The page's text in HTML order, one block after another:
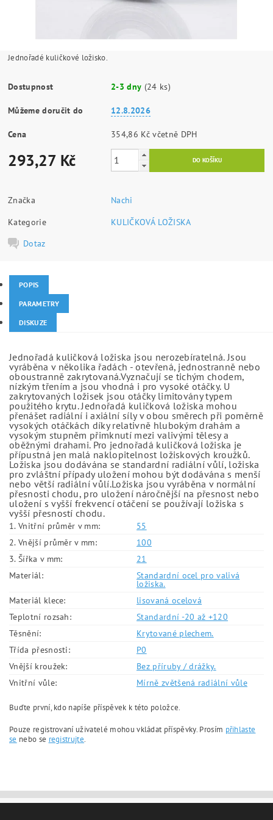
Jednořadé kuličkové ložisko.
Dostupnost 2-3 dny (24 ks)
Můžeme doručit do 12.8.2026
Cena 354,86 Kč včetně DPH
293,27 Kč
Značka
Nachi
Kategorie
KULIČKOVÁ LOŽISKA
Dotaz
POPIS
PARAMETRY
DISKUZE
Jednořadá kuličková ložiska jsou nerozebíratelná. Jsou
vyráběna v několika řadách - otevřená, jednostranně nebo
oboustranně zakrytovaná.Vyznačují se tichým chodem,
nízkým třením a jsou vhodná i pro vysoké otáčky. U
zakrytovaných ložisek jsou otáčky limitovány typem
použitého krytu. Jednořadá kuličková ložiska mohou
přenášet radiální i axiální síly v obou směrech při poměrně
vysokých otáčkách díky relativně hlubokým drahám a
vysokým stupněm přimknutí mezi valivými tělesy a
oběžnými drahami. Pro jednořadá kuličková ložiska je
přípustná jen malá naklopitelnost ložiskových kroužků.
Ložiska jsou dodávána se standardní radiální vůlí, ložiska
pro zvláštní případy uložení mohou být dodávána s menší
nebo větší radiální vůlí.Ložiska jsou vyráběna v normální
přesnosti chodu, pro uložení náročnější na přesnost nebo
uložení s vyšší frekvencí otáčení se používají ložiska s
vyšší přesností chodu.
1. Vnitřní průměr v mm:
55
2. Vnější průměr v mm:
100
3. Šířka v mm:
21
Materiál:
Standardní ocel pro valivá
ložiska.
Materiál klece:
lisovaná ocelová
Teplotní rozsah:
Standardní -20 až +120
Těsnění:
Krytované plechem.
Třída přesnosti:
P0
Vnější kroužek:
Bez příruby / drážky.
Vnitřní vůle:
Mírně zvětšená radiální vůle
Buďte první, kdo napíše příspěvek k této položce.
Pouze registrovaní uživatelé mohou vkládat příspěvky. Prosím přihlaste
se nebo se registrujte.